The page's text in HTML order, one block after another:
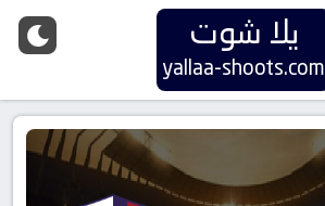
يلا شوت
yallaa-shoots.com